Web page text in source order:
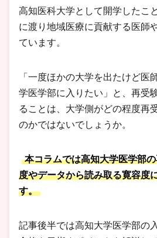
高知医科大学として開学したこ
に渡り地域医療に貢献する医師
ています。
「一度ほかの大学を出たけど医
学医学部に入りたい」と、再受
ることは、大学側がどの程度再
のかではないでしょうか。
本コラムでは高知大学医学部
度やデータから読み取る寛容度
す。
記事後半では高知大学医学部の